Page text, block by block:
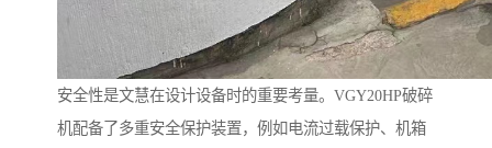
安全性是文慧在设计设备时的重要考量。VGY20HP破碎
机配备了多重安全保护装置，例如电流过载保护、机箱